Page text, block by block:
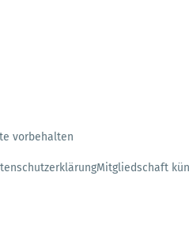
vorbehalten
Mitgliedschaft